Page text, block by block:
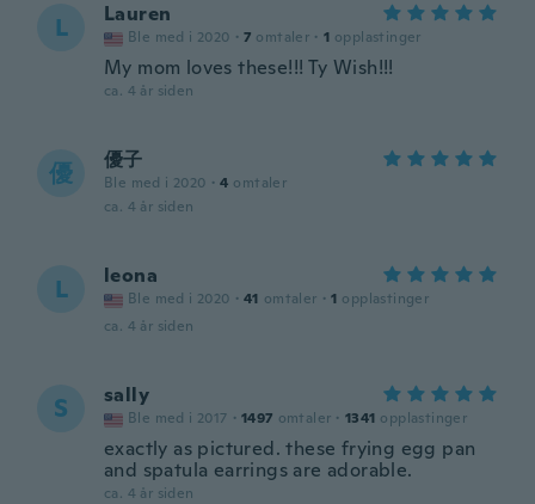
L Lauren
Ble med i 2020 · 7 omtaler · 1 opplastinger
My mom loves these!!! Ty Wish!!!
ca. 4 år siden
優 優子
Ble med i 2020 · 4 omtaler
ca. 4 år siden
L leona
Ble med i 2020 · 41 omtaler · 1 opplastinger
ca. 4 år siden
S sally
Ble med i 2017 · 1497 omtaler · 1341 opplastinger
exactly as pictured. these frying egg pan
and spatula earrings are adorable.
ca. 4 år siden